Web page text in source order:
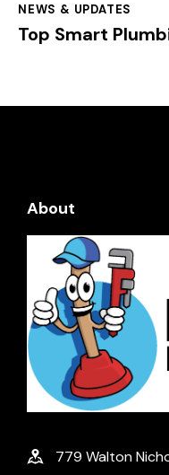
NEWS & UPDATES
Top Smart
About
779 Walton